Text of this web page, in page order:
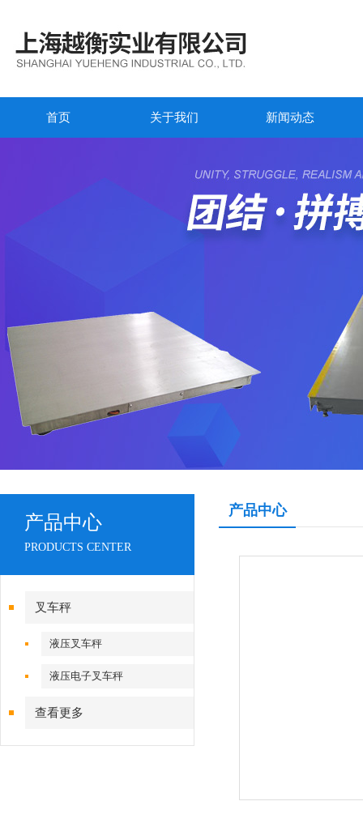
首页 关于我们 新闻动态
产品中心
PRODUCTS CENTER
叉车秤
液压叉车秤
液压电子叉车秤
查看更多
产品中心